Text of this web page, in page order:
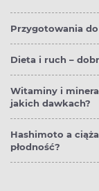
Przygotowania
Dieta i ruch –
Witaminy i
jakich dawkach?
Hashimoto a
płodność?